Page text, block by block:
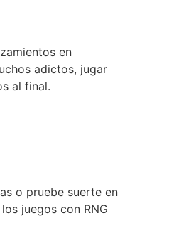
en
adictos, jugar
al final.
o pruebe suerte en
juegos con RNG